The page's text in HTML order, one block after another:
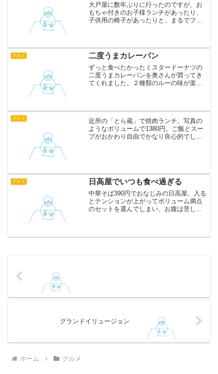
大戸屋に数年ぶりに行ったのですが、お
もちゃ付きのお子様ランチがあったり、
子供用の椅子があったりと、まるでファ
これからはどんどん行こうと...
グルメ 二度うまカレーパン
ずっと食べたかったミスタードーナツの
二度うまカレーパンを奥さんが買ってき
てくれました。２種類のルーの味が楽し
した。
グルメ
近所の「とら蔵」で焼肉ランチ。写真の
ようなボリュームで1380円。ご飯とスー
プがおかわり自由でかなり良心的でし
グルメ 日高屋でいつも食べ過ぎる
中華そば390円でおなじみの日高屋。入る
とテンションが上がってボリューム満点
のセットを選んでしまい、お腹は苦しく
グランドイリュージョン
ホーム グルメ